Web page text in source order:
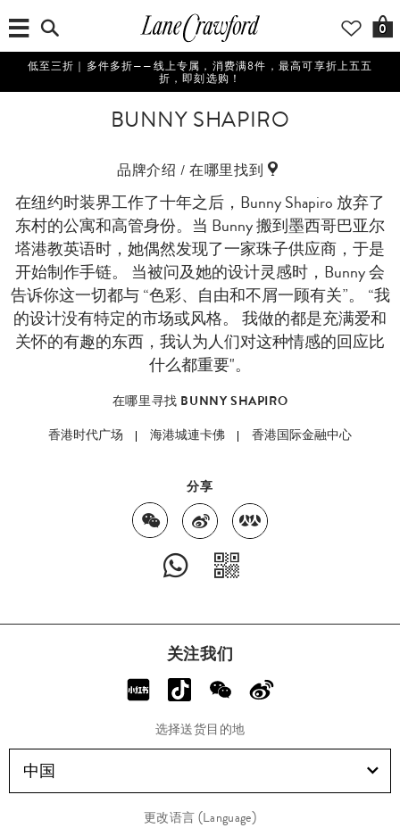
0
低至三折｜多件多折——线上专属，消费满8件，最高可享折上五五
折，即刻选购！
BUNNY SHAPIRO
品牌介绍 / 在哪里找到
在纽约时装界工作了十年之后，Bunny Shapiro 放弃了
东村的公寓和高管身份。当 Bunny 搬到墨西哥巴亚尔
塔港教英语时，她偶然发现了一家珠子供应商，于是
开始制作手链。 当被问及她的设计灵感时，Bunny 会
告诉你这一切都与 “色彩、自由和不屑一顾有关”。 “我
的设计没有特定的市场或风格。 我做的都是充满爱和
关怀的有趣的东西，我认为人们对这种情感的回应比
什么都重要"。
在哪里寻找 BUNNY SHAPIRO
香港时代广场
海港城連卡佛 香港国际金融中心
分享
关注我们
选择送货目的地
中国
更改语言 (Language)